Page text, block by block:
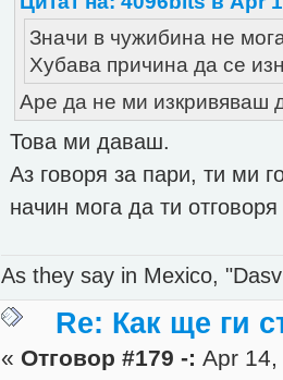
Значи в чужибина не
Хубава причина да се
Аре да не ми изкривяваш
Това ми даваш.
Аз говоря за пари, ти ми
начин мога да ти
As they say in Mexico,
Re: Как ще ги
« Отговор #179 -: Apr